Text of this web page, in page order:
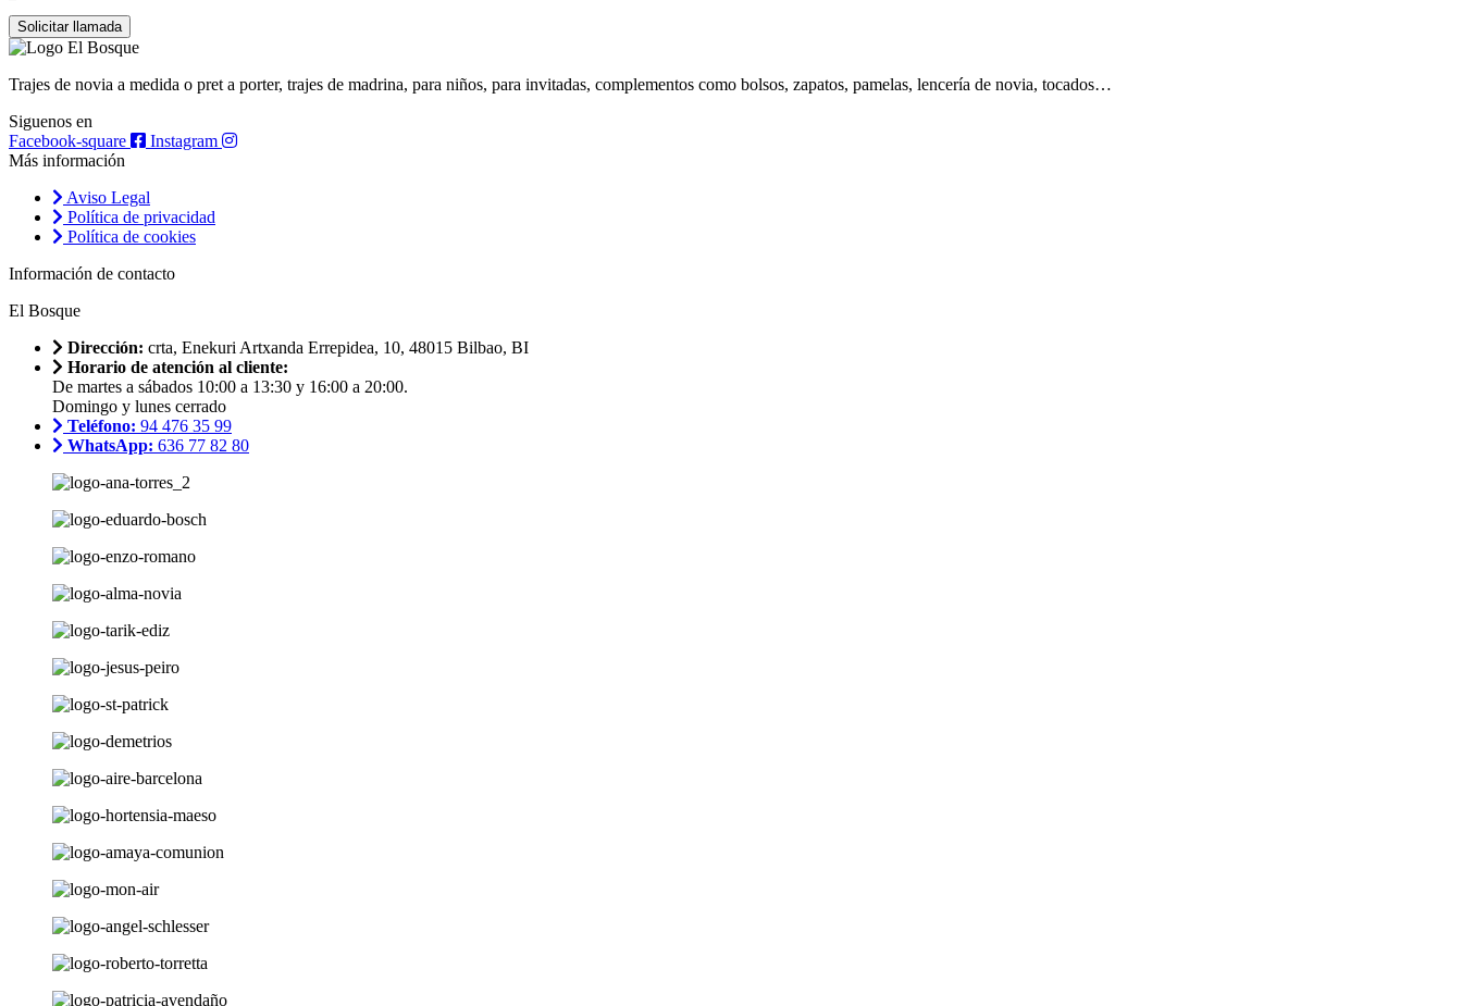
Solicitar llamada
Trajes de novia a medida o pret a porter, trajes de madrina, para niños, para invitadas, complementos como bolsos, zapatos, pamelas, lencería de novia, tocados…
Siguenos en
Facebook-square
Instagram
Más información
Aviso Legal
Política de privacidad
Política de cookies
Información de contacto
El Bosque
Dirección: crta, Enekuri Artxanda Errepidea, 10, 48015 Bilbao, BI
Horario de atención al cliente:
De martes a sábados 10:00 a 13:30 y 16:00 a 20:00.
Domingo y lunes cerrado
Teléfono: 94 476 35 99
WhatsApp: 636 77 82 80